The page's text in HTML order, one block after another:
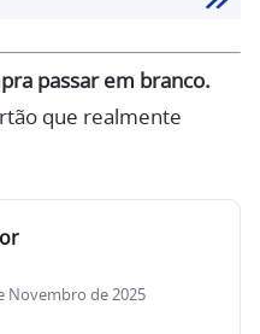
passar em branco.
que realmente
Novembro de 2025